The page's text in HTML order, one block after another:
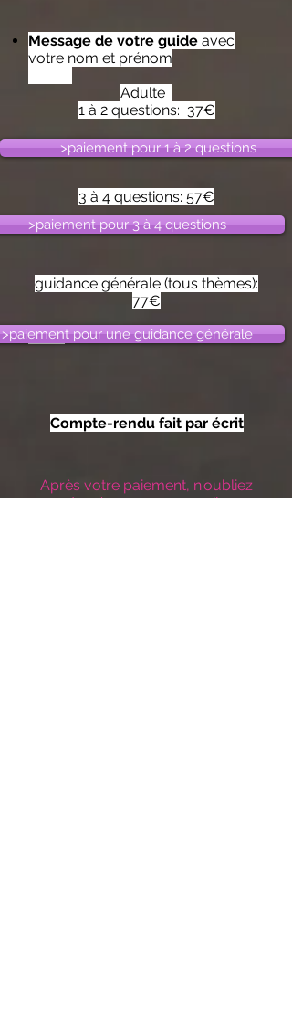
Message de votre guide avec
votre nom et prénom
Adulte
1 à 2 questions: 37€
3 à 4 questions: 57€
guidance générale (tous thèmes):
77€
Compte-rendu fait par écrit
Après votre paiement, n'oubliez
pas de m'envoyer un email avec
>paiement pour 1 à 2 questions
>paiement pour 3 à 4 questions
>paiement pour une guidance générale